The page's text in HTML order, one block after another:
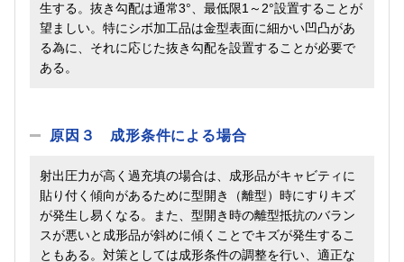
生する。抜き勾配は通常3°、最低限1～2°設置することが
望ましい。特にシボ加工品は金型表面に細かい凹凸があ
る為に、それに応じた抜き勾配を設置することが必要で
ある。
原因３ 成形条件による場合
射出圧力が高く過充填の場合は、成形品がキャビティに
貼り付く傾向があるために型開き（離型）時にすりキズ
が発生し易くなる。また、型開き時の離型抵抗のバラン
スが悪いと成形品が斜めに傾くことでキズが発生するこ
ともある。対策としては成形条件の調整を行い、適正な